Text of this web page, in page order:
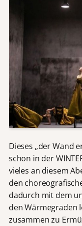
Dieses „der Wand
schon in der
vieles an diesem
den
dadurch mit dem
den Wärmegraden
zusammen zu